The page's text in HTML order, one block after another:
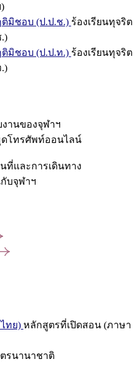
ติมิชอบ (ป.ป.ช.) ร้องเรียนทุจริต
ติมิชอบ (ป.ป.ท.) ร้องเรียนทุจริต
านของจุฬาฯ
โทรศัพท์ออนไลน์
ที่และการเดินทาง
บจุฬาฯ
ทย) หลักสูตรที่เปิดสอน (ภาษา
รนานาชาติ